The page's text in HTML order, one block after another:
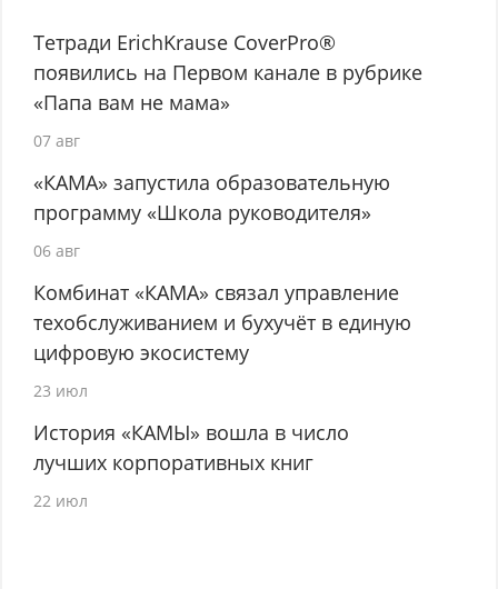
Тетради ErichKrause CoverPro®
появились на Первом канале в рубрике
«Папа вам не мама»
07 авг
«КАМА» запустила образовательную
программу «Школа руководителя»
06 авг
Комбинат «КАМА» связал управление
техобслуживанием и бухучёт в единую
цифровую экосистему
23 июл
История «КАМЫ» вошла в число
лучших корпоративных книг
22 июл